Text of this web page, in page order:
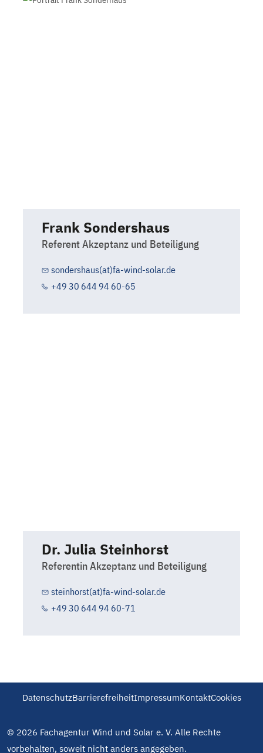
Frank Sondershaus
Referent Akzeptanz und Beteiligung
sondershaus(at)fa-wind-solar.de
+49 30 644 94 60-65
Dr. Julia Steinhorst
Referentin Akzeptanz und Beteiligung
steinhorst(at)fa-wind-solar.de
+49 30 644 94 60-71
DatenschutzBarrierefreiheitImpressumKontaktCookies
© 2026 Fachagentur Wind und Solar e. V. Alle Rechte
vorbehalten, soweit nicht anders angegeben.